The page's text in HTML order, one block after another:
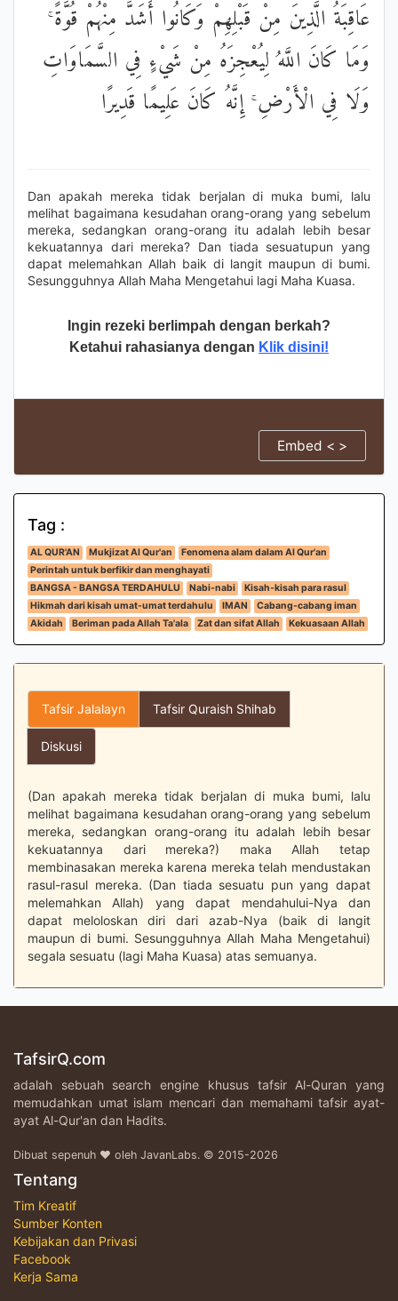
عَاقِبَةُ الَّذِينَ مِنْ قَبْلِهِمْ وَكَانُوا أَشَدَّ مِنْهُمْ قُوَّةً ۚ
وَمَا كَانَ اللَّهُ لِيُعْجِزَهُ مِنْ شَيْءٍ فِي السَّمَاوَاتِ
وَلَا فِي الْأَرْضِ ۚ إِنَّهُ كَانَ عَلِيمًا قَدِيرًا
Dan apakah mereka tidak berjalan di muka bumi, lalu
melihat bagaimana kesudahan orang-orang yang sebelum
mereka, sedangkan orang-orang itu adalah lebih besar
kekuatannya dari mereka? Dan tiada sesuatupun yang
dapat melemahkan Allah baik di langit maupun di bumi.
Sesungguhnya Allah Maha Mengetahui lagi Maha Kuasa.
Ingin rezeki berlimpah dengan berkah?
Ketahui rahasianya dengan Klik disini!
Embed < >
Tag :
AL QUR'AN Mukjizat Al Qur'an
Fenomena alam dalam Al Qur'an
Perintah untuk berfikir dan menghayati
BANGSA - BANGSA TERDAHULU
Nabi-nabi
Kisah-kisah para rasul
Hikmah dari kisah umat-umat terdahulu
IMAN
Cabang-cabang iman
Akidah
Beriman pada Allah Ta'ala Zat dan sifat Allah Kekuasaan Allah
Tafsir Jalalayn Tafsir Quraish Shihab
Diskusi
(Dan apakah mereka tidak berjalan di muka bumi, lalu
melihat bagaimana kesudahan orang-orang yang sebelum
mereka, sedangkan orang-orang itu adalah lebih besar
kekuatannya dari mereka?) maka Allah tetap
membinasakan mereka karena mereka telah mendustakan
rasul-rasul mereka. (Dan tiada sesuatu pun yang dapat
melemahkan Allah) yang dapat mendahului-Nya dan
dapat meloloskan diri dari azab-Nya (baik di langit
maupun di bumi. Sesungguhnya Allah Maha Mengetahui)
segala sesuatu (lagi Maha Kuasa) atas semuanya.
TafsirQ.com
adalah sebuah search engine khusus tafsir Al-Quran yang
memudahkan umat islam mencari dan memahami tafsir ayat-
ayat Al-Qur'an dan Hadits.
Dibuat sepenuh ♥ oleh JavanLabs. © 2015-2026
Tentang
Tim Kreatif
Sumber Konten
Kebijakan dan Privasi
Facebook
Kerja Sama